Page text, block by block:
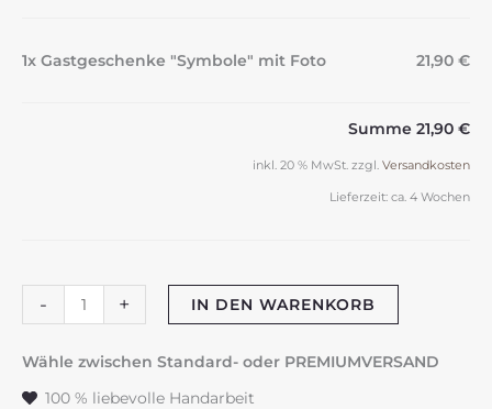
1x Gastgeschenke "Symbole" mit Foto 21,90 €
Summe 21,90 €
inkl. 20 % MwSt. zzgl. Versandkosten
Lieferzeit: ca. 4 Wochen
-
Gastgeschenke
"Symbole"
mit
+ IN DEN WARENKORB
Wähle zwischen Standard- oder PREMIUMVERSAND
100 % liebevolle Handarbeit